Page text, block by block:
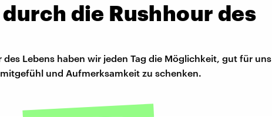
die Rushhour des
des Lebens haben wir jeden Tag die Möglichkeit, gut für uns
und Aufmerksamkeit zu schenken.